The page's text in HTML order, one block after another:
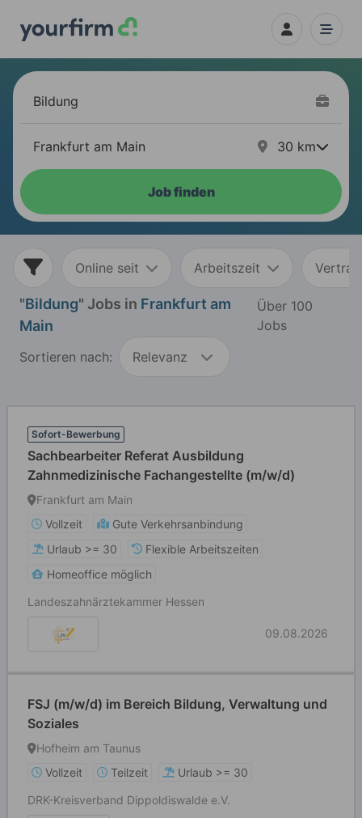
30 km
Job finden
Online seit Arbeitszeit
"Bildung" Jobs in Frankfurt am
Main
Über 100
Jobs
Sortieren nach:
Relevanz
Sofort-Bewerbung
Sachbearbeiter Referat Ausbildung
Zahnmedizinische Fachangestellte (m/w/d)
Frankfurt am Main
Vollzeit
Gute Verkehrsanbindung
Urlaub >= 30
Flexible Arbeitszeiten
Homeoffice möglich
Landeszahnärztekammer Hessen
09.08.2026
FSJ (m/w/d) im Bereich Bildung, Verwaltung und
Soziales
Hofheim am Taunus
Vollzeit
Teilzeit
Urlaub >= 30
DRK-Kreisverband Dippoldiswalde e.V.